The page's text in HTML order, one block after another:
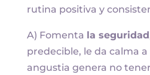
rutina positiva y
A) Fomenta la seguridad
predecible, le da calma
angustia genera no